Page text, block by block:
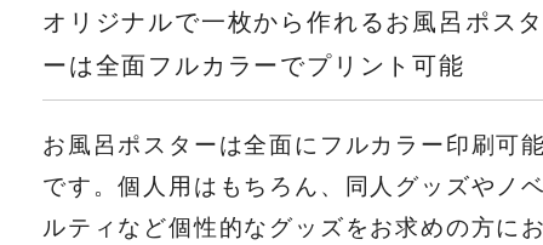
オリジナルで一枚から作れるお風呂ポス
ーは全面フルカラーでプリント可能
お風呂ポスターは全面にフルカラー印刷可
です。個人用はもちろん、同人グッズやノ
ルティなど個性的なグッズをお求めの方に